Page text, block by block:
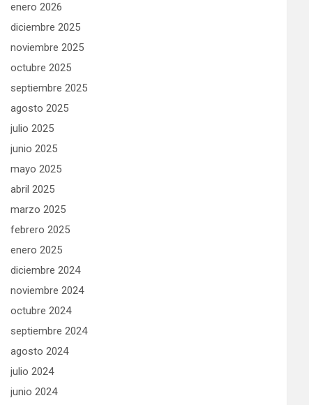
enero 2026
diciembre 2025
noviembre 2025
octubre 2025
septiembre 2025
agosto 2025
julio 2025
junio 2025
mayo 2025
abril 2025
marzo 2025
febrero 2025
enero 2025
diciembre 2024
noviembre 2024
octubre 2024
septiembre 2024
agosto 2024
julio 2024
junio 2024